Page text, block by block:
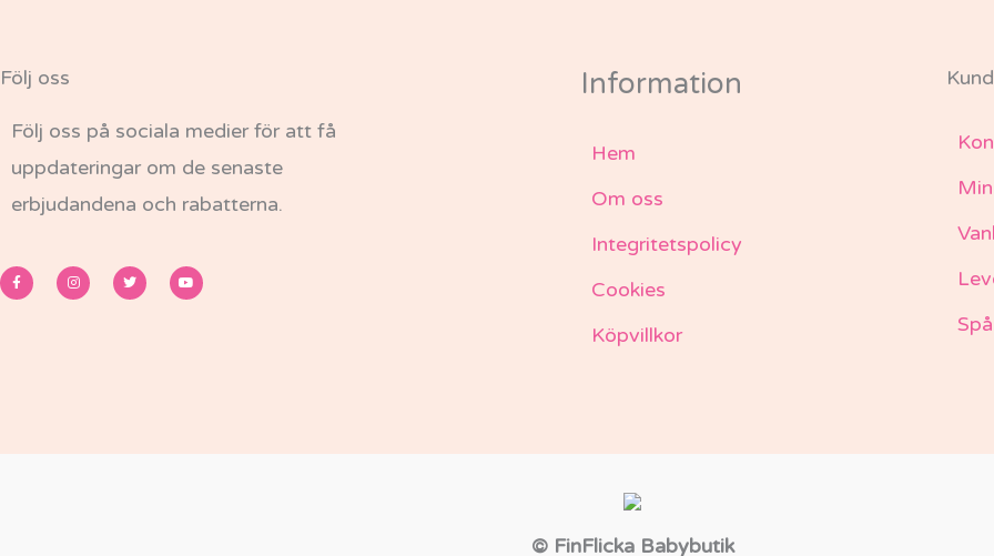
Följ oss
Följ oss på sociala medier för att få
uppdateringar om de senaste
erbjudandena och rabatterna.
F
a
c
I
n
s
T
w
i
Y
o
u
Information
Hem
Om oss
Integritetspolicy
Cookies
Köpvillkor
© FinFlicka Babybutik